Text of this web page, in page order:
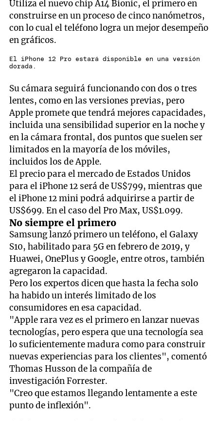
Utiliza el nuevo chip A14 Bionic, el primero en
construirse en un proceso de cinco nanómetros,
con lo cual el teléfono logra un mejor desempeño
en gráficos.
El iPhone 12 Pro estará disponible en una versión
dorada.
Su cámara seguirá funcionando con dos o tres
lentes, como en las versiones previas, pero
Apple promete que tendrá mejores capacidades,
incluida una sensibilidad superior en la noche y
en la cámara frontal, dos puntos que suelen ser
limitados en la mayoría de los móviles,
incluidos los de Apple.
El precio para el mercado de Estados Unidos
para el iPhone 12 será de US$799, mientras que
el iPhone 12 mini podrá adquirirse a partir de
US$699. En el caso del Pro Max, US$1.099.
No siempre el primero
Samsung lanzó primero un teléfono, el Galaxy
S10, habilitado para 5G en febrero de 2019, y
Huawei, OnePlus y Google, entre otros, también
agregaron la capacidad.
Pero los expertos dicen que hasta la fecha solo
ha habido un interés limitado de los
consumidores en esa capacidad.
"Apple rara vez es el primero en lanzar nuevas
tecnologías, pero espera que una tecnología sea
lo suficientemente madura como para construir
nuevas experiencias para los clientes", comentó
Thomas Husson de la compañía de
investigación Forrester.
"Creo que estamos llegando lentamente a este
punto de inflexión".